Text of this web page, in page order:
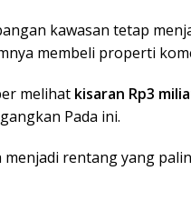
kawasan tetap
membeli properti
melihat kisaran Rp3
Pada ini.
rentang yang